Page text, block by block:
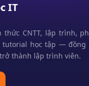
IT
thức CNTT, lập trình,
tutorial học tập — đồng
thành lập trình viên.